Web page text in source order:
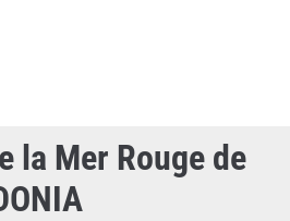
la Mer Rouge de